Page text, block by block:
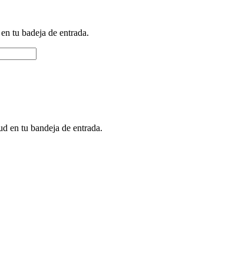
tu badeja de entrada.
en tu bandeja de entrada.